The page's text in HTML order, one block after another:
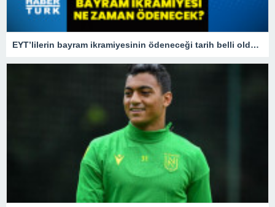
EYT’lilerin bayram ikramiyesinin ödeneceği tarih belli oldu! 2023 EYT bayram ikramiyesi ne zaman yatacak?